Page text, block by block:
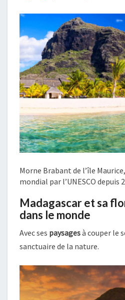
Morne Brabant de l’île
mondial par l’UNESCO depuis
Madagascar et sa
dans le monde
Avec ses paysagesà couper le
sanctuaire de la nature.